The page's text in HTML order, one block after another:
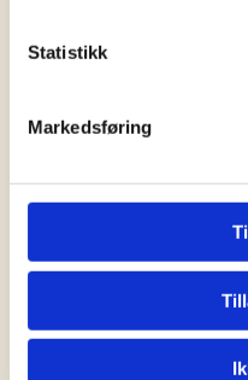
Statistikk
Markedsføring